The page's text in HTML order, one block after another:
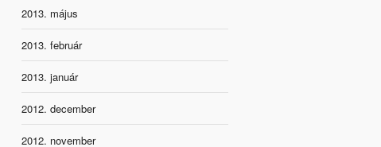
2013. május
2013. február
2013. január
2012. december
2012. november